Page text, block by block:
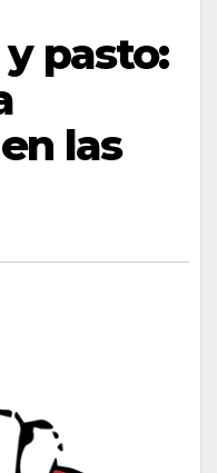
pasto:
las